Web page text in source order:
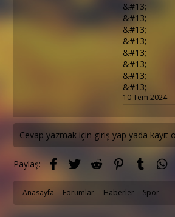
&#13;
&#13;
&#13;
&#13;
&#13;
&#13;
&#13;
&#13;
10 Tem 2024
Cevap yazmak için giriş yap yada kayıt
Paylaş: Facebook
Twitter Reddit PinterestTumblr
Anasayfa Forumlar Haberler Spor